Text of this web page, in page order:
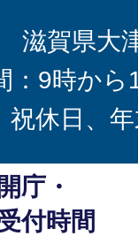
滋賀県大
：9時から
祝休日、
開庁・
付時間